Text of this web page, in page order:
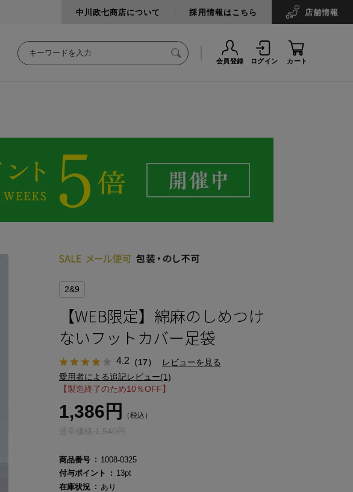
中川政七商店について 採用情報はこちら 店舗情報
会員登録 ログイン カート
2&9
【WEB限定】綿麻のしめつけ
ないフットカバー足袋
4.2 （17）
レビューを見る
愛用者による追記レビュー(1)
【製造終了のため10％OFF】
1,386円 （税込）
通常価格 1,540円
商品番号
1008-0325
付与ポイント
13pt
在庫状況
あり